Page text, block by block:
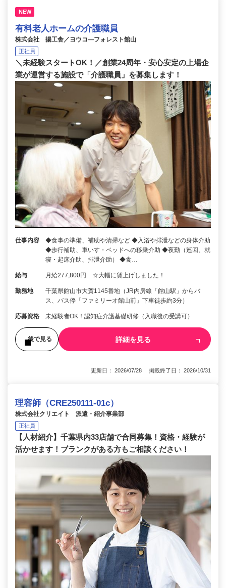
NEW
有料老人ホームの介護職員
株式会社 揚工舎／ヨウコ―フォレスト館山
正社員
＼未経験スタートOK！／創業24周年・安心安定の上場企
業が運営する施設で「介護職員」を募集します！
仕事内容
◆食事の準備、補助や清掃など ◆入浴や排泄などの身体介助
◆歩行補助、車いす・ベッドへの移乗介助 ◆夜勤（巡回、就
寝・起床介助、排泄介助） ◆食…
給与 月給277,800円 ☆大幅に賃上げしました！
勤務地
千葉県館山市大賀1145番地（JR内房線「館山駅」からバ
ス、バス停「ファミリーオ館山前」下車徒歩約3分）
応募資格 未経験者OK！認知症介護基礎研修（入職後の受講可）
後で見る 詳細を見る
更新日： 2026/07/28 掲載終了日： 2026/10/31
理容師（CRE250111-01c）
株式会社クリエイト 派遣・紹介事業部
正社員
【人材紹介】千葉県内33店舗で合同募集！資格・経験が
活かせます！ブランクがある方もご相談ください！